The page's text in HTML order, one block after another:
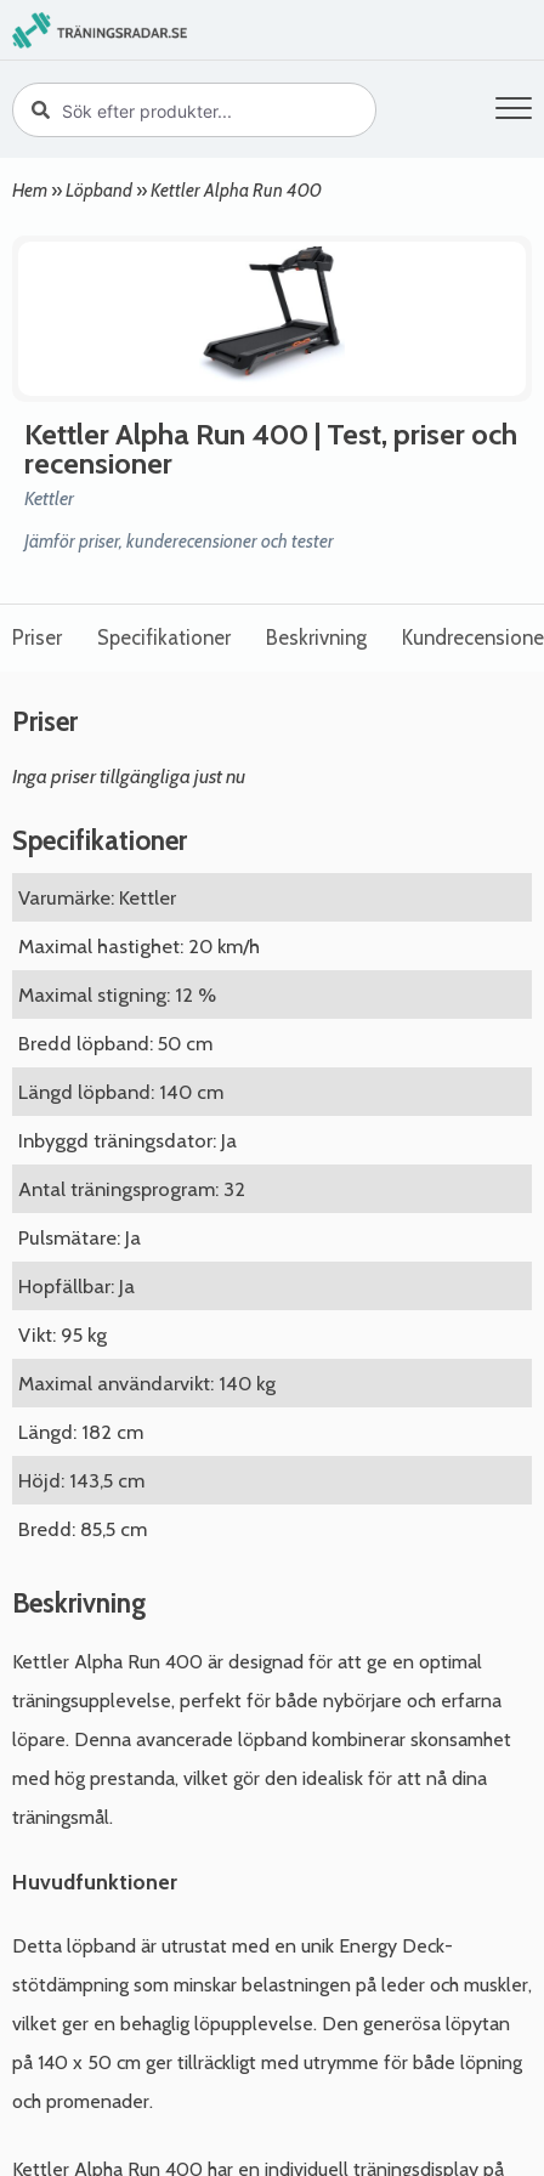
Hem »Löpband »Kettler Alpha Run 400
Kettler Alpha Run 400 | Test, priser och
recensioner
Kettler
Jämför priser, kunderecensioner och tester
Priser Specifikationer Beskrivning
Priser
Inga priser tillgängliga just nu
Specifikationer
Varumärke: Kettler
Maximal hastighet: 20 km/h
Maximal stigning: 12 %
Bredd löpband: 50 cm
Längd löpband: 140 cm
Inbyggd träningsdator: Ja
Antal träningsprogram: 32
Pulsmätare: Ja
Hopfällbar: Ja
Vikt: 95 kg
Maximal användarvikt: 140 kg
Längd: 182 cm
Höjd: 143,5 cm
Bredd: 85,5 cm
Beskrivning
Kettler Alpha Run 400 är designad för att ge en optimal
träningsupplevelse, perfekt för både nybörjare och erfarna
löpare. Denna avancerade löpband kombinerar skonsamhet
med hög prestanda, vilket gör den idealisk för att nå dina
träningsmål.
Huvudfunktioner
Detta löpband är utrustat med en unik Energy Deck-
stötdämpning som minskar belastningen på leder och muskler,
vilket ger en behaglig löpupplevelse. Den generösa löpytan
på 140 x 50 cm ger tillräckligt med utrymme för både löpning
och promenader.
Kettler Alpha Run 400 har en individuell träningsdisplay på